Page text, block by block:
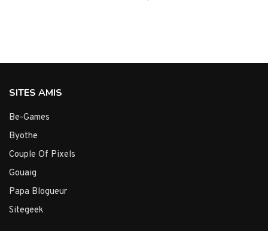
SITES AMIS
Be-Games
Byothe
Couple Of Pixels
Gouaig
Papa Blogueur
Sitegeek